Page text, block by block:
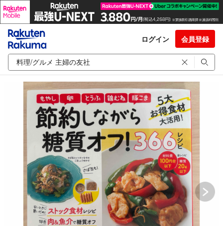
ログイン 会員登録